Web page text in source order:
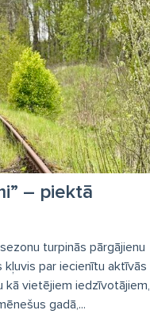
– piektā
turpinās pārgājienu
kļuvis par iecienītu aktīvās
kā vietējiem iedzīvotājiem,
gadā,...